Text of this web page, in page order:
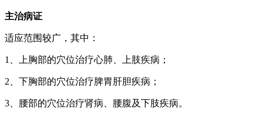
主治病证
适应范围较广，其中：
1、上胸部的穴位治疗心肺、上肢疾病；
2、下胸部的穴位治疗脾胃肝胆疾病；
3、腰部的穴位治疗肾病、腰腹及下肢疾病。